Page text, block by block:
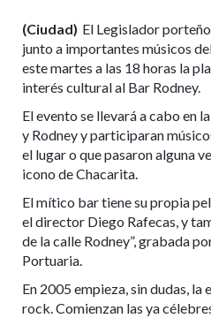
(Ciudad) El Legislador
junto a importantes músicos
este martes a las 18 horas la
interés cultural al Bar Rodney.
El evento se llevará a cabo en
y Rodney y participaran
el lugar o que pasaron alguna
icono de Chacarita.
El mítico bar tiene su propia
el director Diego Rafecas, y
de la calle Rodney”, grabada
Portuaria.
En 2005 empieza, sin dudas,
rock. Comienzan las ya